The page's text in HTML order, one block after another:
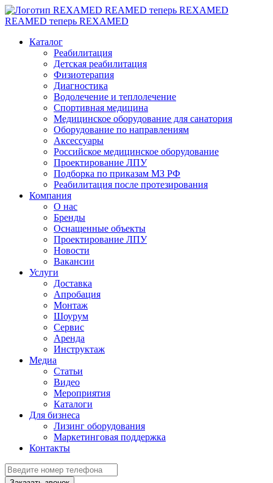
REAMED теперь REXAMED
REAMED теперь REXAMED
Каталог
Реабилитация
Детская реабилитация
Физиотерапия
Диагностика
Водолечение и теплолечение
Спортивная медицина
Медицинское оборудование для санатория
Оборудование по направлениям
Аксессуары
Российское медицинское оборудование
Проектирование ЛПУ
Подборка по приказам МЗ РФ
Реабилитация после протезирования
Компания
О нас
Бренды
Оснащенные объекты
Проектирование ЛПУ
Новости
Вакансии
Услуги
Доставка
Апробация
Монтаж
Шоурум
Сервис
Аренда
Инструктаж
Медиа
Статьи
Видео
Мероприятия
Каталоги
Для бизнеса
Лизинг оборудования
Маркетинговая поддержка
Контакты